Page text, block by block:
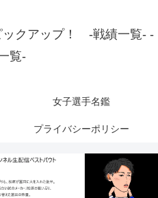
クアップ！ -戦績一覧- -
覧-
女子選手名鑑
プライバシーポリシー